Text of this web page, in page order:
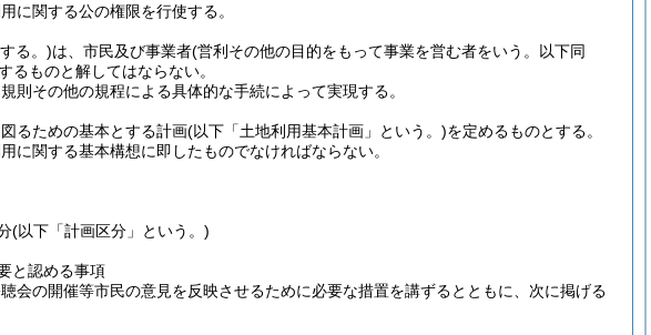
に関する公の権限を行使する。
る。)は、市民及び事業者(営利その他の目的をもって事業を営む者をいう。以下同
るものと解してはならない。
その他の規程による具体的な手続によって実現する。
るための基本とする計画(以下「土地利用基本計画」という。)を定めるものとする。
に関する基本構想に即したものでなければならない。
(以下「計画区分」という。)
と認める事項
会の開催等市民の意見を反映させるために必要な措置を講ずるとともに、次に掲げる